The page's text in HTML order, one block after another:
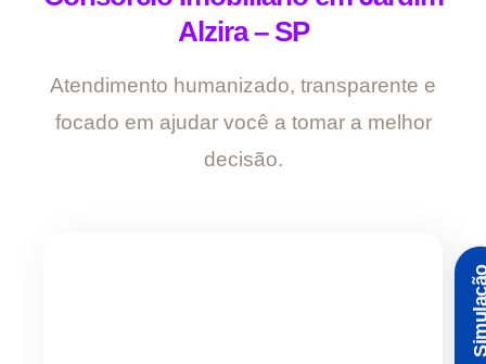
Alzira – SP
Atendimento humanizado, transparente e
focado em ajudar você a tomar a melhor
decisão.